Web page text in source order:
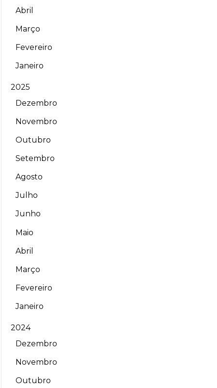
Abril
Março
Fevereiro
Janeiro
2025
Dezembro
Novembro
Outubro
Setembro
Agosto
Julho
Junho
Maio
Abril
Março
Fevereiro
Janeiro
2024
Dezembro
Novembro
Outubro